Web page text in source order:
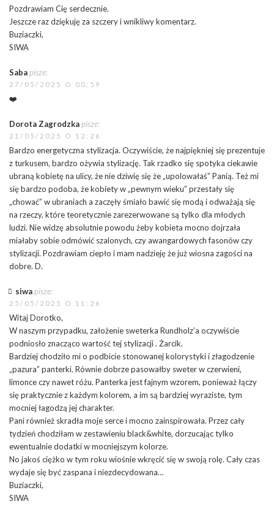
Pozdrawiam Cię serdecznie.
Jeszcze raz dziękuję za szczery i wnikliwy komentarz.
Buziaczki,
SIWA
Sabapisze:
27/05/2025 O 00:59
❤️
Dorota Zagrodzkapisze:
21/05/2025 O 12:26
Bardzo energetyczna stylizacja. Oczywiście, że najpiękniej się prezentuje
z turkusem, bardzo ożywia stylizację. Tak rzadko się spotyka ciekawie
ubraną kobietę na ulicy, że nie dziwię się że „upolowałaś” Panią. Też mi
się bardzo podoba, że kobiety w „pewnym wieku” przestały się
„chować” w ubraniach a zaczęły śmiało bawić się modą i odważają się
na rzeczy, które teoretycznie zarezerwowane są tylko dla młodych
ludzi. Nie widzę absolutnie powodu żeby kobieta mocno dojrzała
miałaby sobie odmówić szalonych, czy awangardowych fasonów czy
stylizacji. Pozdrawiam ciepło i mam nadzieję że już wiosna zagości na
dobre. D.
siwapisze:
25/05/2025 O 11:26
Witaj Dorotko,
W naszym przypadku, założenie sweterka Rundholz’a oczywiście
podniosło znacząco wartość tej stylizacji . Żarcik.
Bardziej chodziło mi o podbicie stonowanej kolorystyki i złagodzenie
„pazura” panterki. Równie dobrze pasowałby sweter w czerwieni,
limonce czy nawet różu. Panterka jest fajnym wzorem, ponieważ łączy
się praktycznie z każdym kolorem, a im są bardziej wyraziste, tym
mocniej łagodzą jej charakter.
Pani również skradła moje serce i mocno zainspirowała. Przez cały
tydzień chodziłam w zestawieniu black&white, dorzucając tylko
ewentualnie dodatki w mocniejszym kolorze.
No jakoś ciężko w tym roku wiośnie wkręcić się w swoją rolę. Cały czas
wydaje się być zaspana i niezdecydowana…
Buziaczki,
SIWA